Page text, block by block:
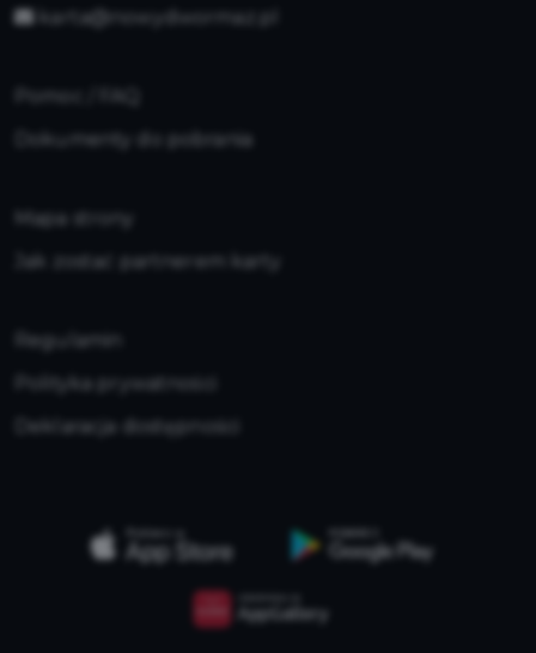
karta@nowydwormaz.pl
Dokumenty do pobrania
Mapa strony
Jak zostać partnerem karty
Regulamin
Polityka prywatności
Deklaracja dostępności